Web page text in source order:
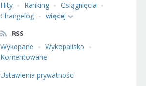
Hity
Ranking
Osiągnięcia
Changelog
więcej
RSS
Wykopane
Wykopalisko
Komentowane
Ustawienia prywatności